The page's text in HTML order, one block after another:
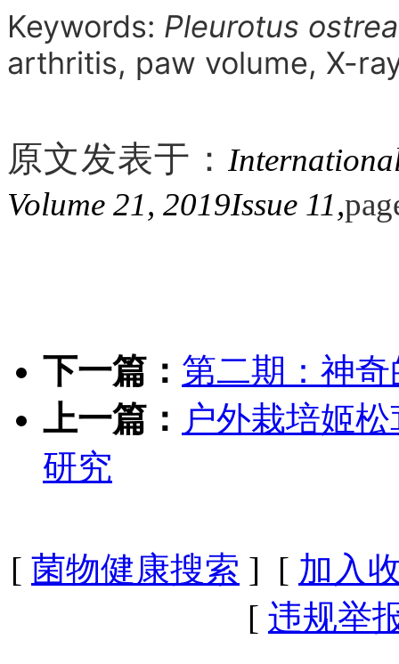
Keywords: Pleurotus
arthritis, paw volume, X-
原文发表于： Internatio
Volume 21, 2019Issue 11,
下一篇： 第二期：神
上一篇： 户外栽培姬
研究
[ 菌物健康搜索 ] [ 加入
[ 违规举